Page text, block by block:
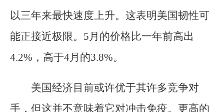
以三年来最快速度上升。这表明美国韧性可
能正接近极限。5月的价格比一年前高出
4.2%，高于4月的3.8%。
美国经济目前或许优于其许多竞争对
手，但这并不意味着它对冲击免疫。更高的